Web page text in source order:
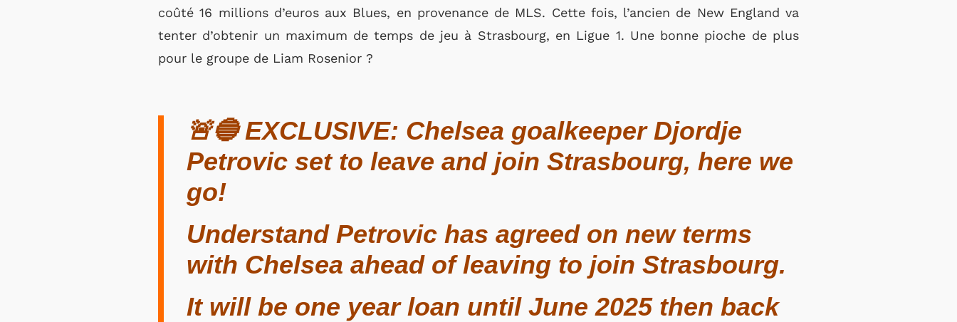
coûté 16 millions d’euros aux Blues, en provenance de MLS. Cette fois, l’ancien de New England va
tenter d’obtenir un maximum de temps de jeu à Strasbourg, en Ligue 1. Une bonne pioche de plus
pour le groupe de Liam Rosenior ?
🚨🔵 EXCLUSIVE: Chelsea goalkeeper Djordje
Petrovic set to leave and join Strasbourg, here we
go!
Understand Petrovic has agreed on new terms
with Chelsea ahead of leaving to join Strasbourg.
It will be one year loan until June 2025 then back